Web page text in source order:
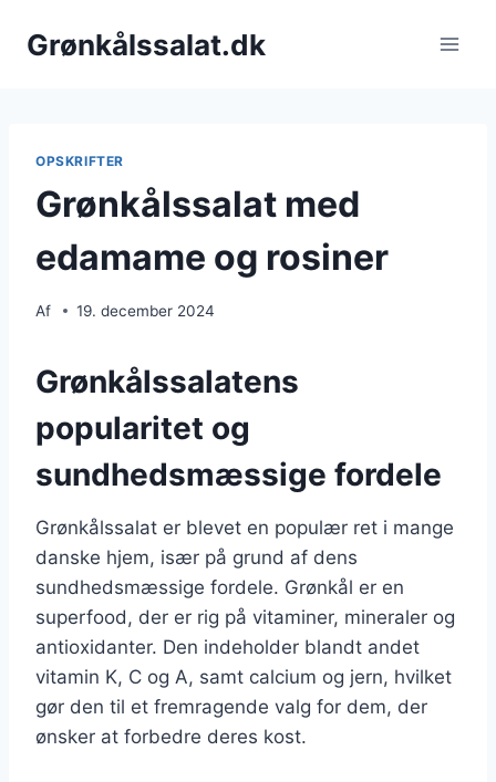
Grønkålssalat.dk
OPSKRIFTER
Grønkålssalat med
edamame og rosiner
Af 19. december 2024
Grønkålssalatens
popularitet og
sundhedsmæssige fordele
Grønkålssalat er blevet en populær ret i mange
danske hjem, især på grund af dens
sundhedsmæssige fordele. Grønkål er en
superfood, der er rig på vitaminer, mineraler og
antioxidanter. Den indeholder blandt andet
vitamin K, C og A, samt calcium og jern, hvilket
gør den til et fremragende valg for dem, der
ønsker at forbedre deres kost.